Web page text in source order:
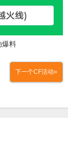
爆料
下一个CF活动»